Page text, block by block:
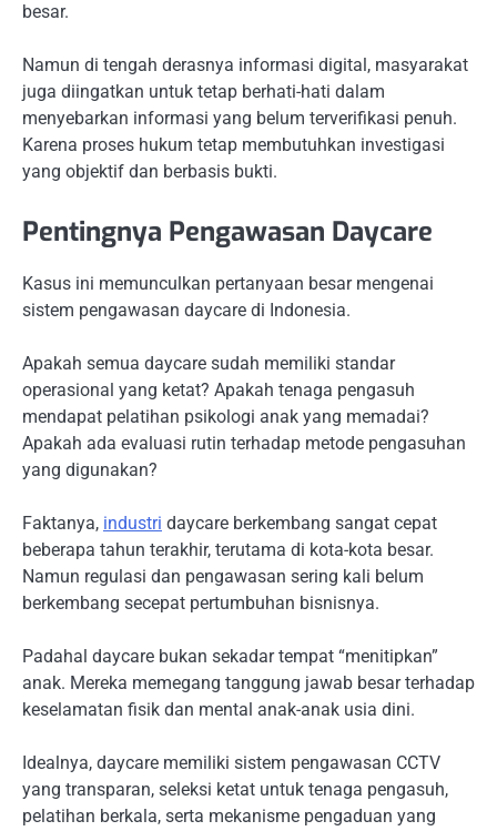
besar.
Namun di tengah derasnya informasi digital, masyarakat
juga diingatkan untuk tetap berhati-hati dalam
menyebarkan informasi yang belum terverifikasi penuh.
Karena proses hukum tetap membutuhkan investigasi
yang objektif dan berbasis bukti.
Pentingnya Pengawasan Daycare
Kasus ini memunculkan pertanyaan besar mengenai
sistem pengawasan daycare di Indonesia.
Apakah semua daycare sudah memiliki standar
operasional yang ketat? Apakah tenaga pengasuh
mendapat pelatihan psikologi anak yang memadai?
Apakah ada evaluasi rutin terhadap metode pengasuhan
yang digunakan?
Faktanya, industri daycare berkembang sangat cepat
beberapa tahun terakhir, terutama di kota-kota besar.
Namun regulasi dan pengawasan sering kali belum
berkembang secepat pertumbuhan bisnisnya.
Padahal daycare bukan sekadar tempat “menitipkan”
anak. Mereka memegang tanggung jawab besar terhadap
keselamatan fisik dan mental anak-anak usia dini.
Idealnya, daycare memiliki sistem pengawasan CCTV
yang transparan, seleksi ketat untuk tenaga pengasuh,
pelatihan berkala, serta mekanisme pengaduan yang